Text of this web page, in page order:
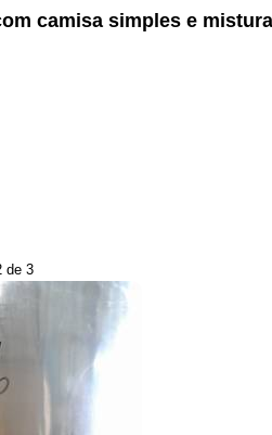
camisa simples e
de 3